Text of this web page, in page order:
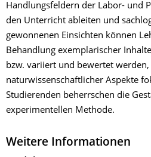
Handlungsfeldern der Labor- und
den Unterricht ableiten und
gewonnenen Einsichten können
Behandlung exemplarischer
bzw. variiert und bewertet
naturwissenschaftlicher Aspekte
Studierenden beherrschen die
experimentellen Methode.
Weitere Informationen